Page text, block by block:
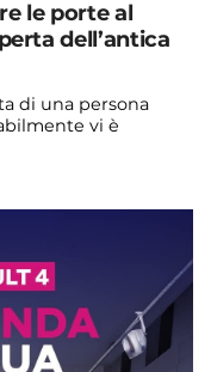
le porte al
dell’antica
di una persona
vi è